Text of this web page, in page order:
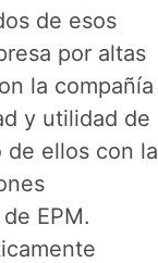
de esos
por altas
la compañía
y utilidad de
de ellos con la
EPM.